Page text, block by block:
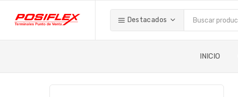
Destacados
INICIO